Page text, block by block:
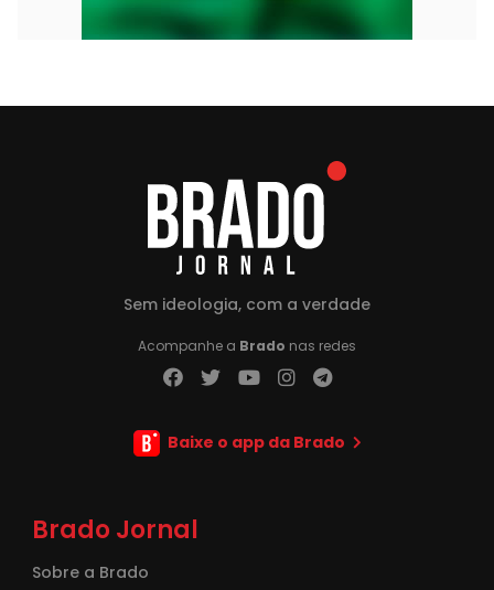
Sem ideologia, com a verdade
Acompanhe a Brado nas redes
Baixe o app da Brado
Brado Jornal
Sobre a Brado